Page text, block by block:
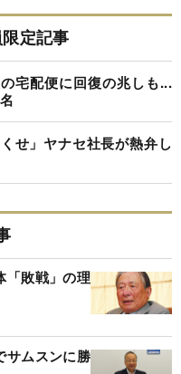
定記事
宅配便に回復の兆しも...
せ」ヤナセ社長が熱弁し
「敗戦」の理
サムスンに勝